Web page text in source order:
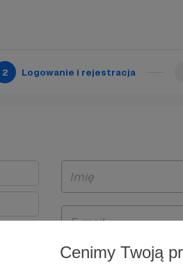
Cenimy Twoją
2 Logowanie i rejestracja